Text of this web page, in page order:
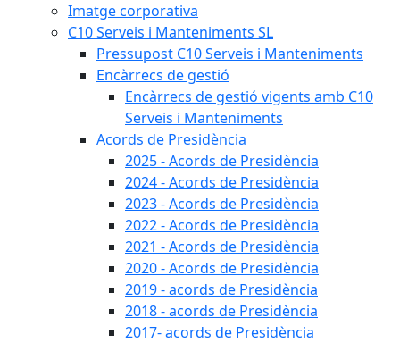
Imatge corporativa
C10 Serveis i Manteniments SL
Pressupost C10 Serveis i Manteniments
Encàrrecs de gestió
Encàrrecs de gestió vigents amb C10
Serveis i Manteniments
Acords de Presidència
2025 - Acords de Presidència
2024 - Acords de Presidència
2023 - Acords de Presidència
2022 - Acords de Presidència
2021 - Acords de Presidència
2020 - Acords de Presidència
2019 - acords de Presidència
2018 - acords de Presidència
2017- acords de Presidència